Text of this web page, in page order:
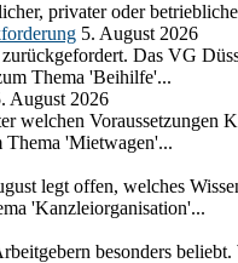
privater oder
5. August 2026
Das VG
Thema 'Beihilfe'...
August 2026
Voraussetzungen
Thema 'Mietwagen'...
legt offen, welches
'Kanzleiorganisation'...
besonders